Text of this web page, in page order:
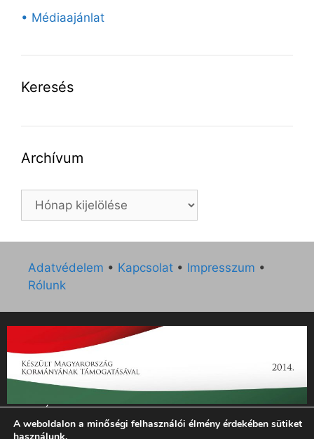
• Médiaajánlat
Keresés
Archívum
Archívum
Adatvédelem • Kapcsolat • Impresszum •
Rólunk
„Az Új Ember katolikus hetilap 2014. évi működésének
támogatását az EGYH-KCP-14-P-0121 sz. támogatási
A weboldalon a minőségi felhasználói élmény érdekében sütiket